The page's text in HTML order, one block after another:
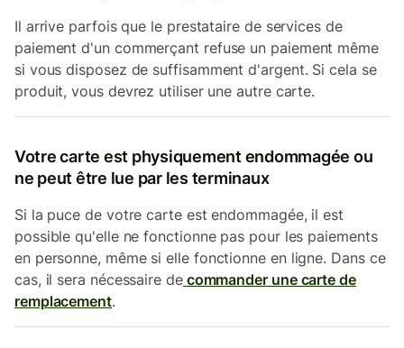
Il arrive parfois que le prestataire de services de
paiement d'un commerçant refuse un paiement même
si vous disposez de suffisamment d'argent. Si cela se
produit, vous devrez utiliser une autre carte.
Votre carte est physiquement endommagée ou
ne peut être lue par les terminaux
Si la puce de votre carte est endommagée, il est
possible qu'elle ne fonctionne pas pour les paiements
en personne, même si elle fonctionne en ligne. Dans ce
cas, il sera nécessaire decommander une carte de
remplacement.